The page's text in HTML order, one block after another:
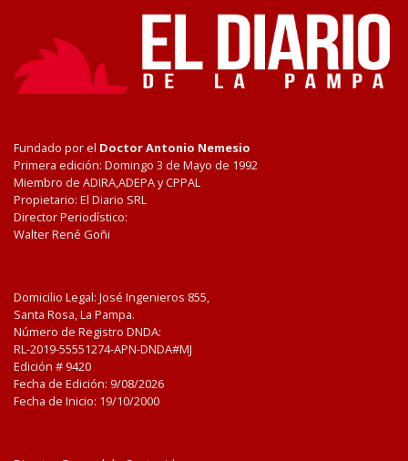
Fundado por el Doctor Antonio Nemesio
Primera edición: Domingo 3 de Mayo de 1992
Miembro de ADIRA,ADEPA y CPPAL
Propietario: El Diario SRL
Director Periodístico:
Walter René Goñi
Domicilio Legal: José Ingenieros 855,
Santa Rosa, La Pampa.
Número de Registro DNDA:
RL-2019-55551274-APN-DNDA#MJ
Edición # 9420
Fecha de Edición: 9/08/2026
Fecha de Inicio: 19/10/2000